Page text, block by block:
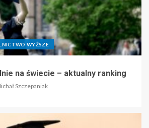
WYŻSZE
na świecie – aktualny ranking
Szczepaniak